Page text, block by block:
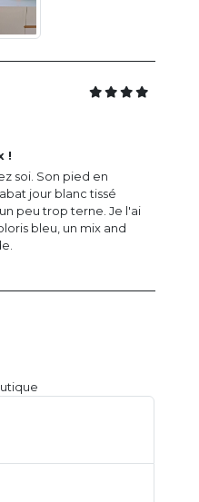
!
soi. Son pied en
jour blanc tissé
peu trop terne. Je l'ai
bleu, un mix and